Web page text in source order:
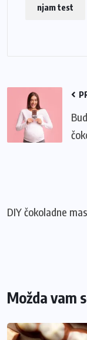
njam test
DIY čokoladne
Možda vam